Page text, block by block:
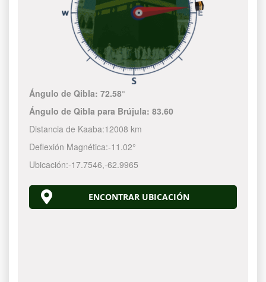
Ángulo de Qibla:72.58°
Ángulo de Qibla para Brújula:83.60
Distancia de Kaaba:12008 km
Deflexión Magnética:-11.02°
Ubicación:-17.7546,-62.9966
ENCONTRAR UBICACIÓN